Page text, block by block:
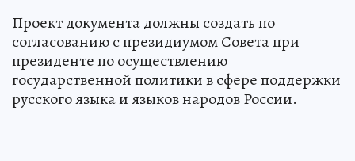
Проект документа должны создать по
согласованию с президиумом Совета при
президенте по осуществлению
государственной политики в сфере поддержки
русского языка и языков народов России.